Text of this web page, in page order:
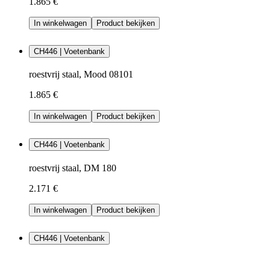
In winkelwagen Product bekijken
CH446 | Voetenbank
roestvrij staal, Mood 08101
1.865 €
In winkelwagen Product bekijken
CH446 | Voetenbank
roestvrij staal, DM 180
2.171 €
In winkelwagen Product bekijken
CH446 | Voetenbank